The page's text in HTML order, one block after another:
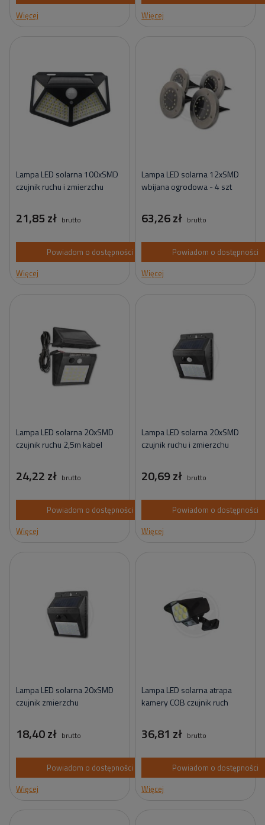
Więcej
Więcej
Lampa LED solarna 100xSMD
czujnik ruchu i zmierzchu
21,85 zł brutto
Powiadom o dostępności
Więcej
Lampa LED solarna 12xSMD
wbijana ogrodowa - 4 szt
63,26 zł brutto
Powiadom o dostępności
Więcej
Lampa LED solarna 20xSMD
czujnik ruchu 2,5m kabel
24,22 zł brutto
Powiadom o dostępności
Więcej
Lampa LED solarna 20xSMD
czujnik ruchu i zmierzchu
20,69 zł brutto
Powiadom o dostępności
Więcej
Lampa LED solarna 20xSMD
czujnik zmierzchu
18,40 zł brutto
Powiadom o dostępności
Więcej
Lampa LED solarna atrapa
kamery COB czujnik ruch
36,81 zł brutto
Powiadom o dostępności
Więcej